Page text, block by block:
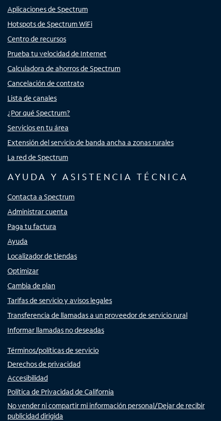
Aplicaciones de Spectrum
Hotspots de Spectrum WiFi
Centro de recursos
Prueba tu velocidad de Internet
Calculadora de ahorros de Spectrum
Cancelación de contrato
Lista de canales
¿Por qué Spectrum?
Servicios en tu área
Extensión del servicio de banda ancha a zonas rurales
La red de Spectrum
AYUDA Y ASISTENCIA TÉCNICA
Contacta a Spectrum
Administrar cuenta
Paga tu factura
Ayuda
Localizador de tiendas
Optimizar
Cambia de plan
Tarifas de servicio y avisos legales
Transferencia de llamadas a un proveedor de servicio rural
Informar llamadas no deseadas
Términos/políticas de servicio
Derechos de privacidad
Accesibilidad
Política de Privacidad de California
No vender ni compartir mi información personal/Dejar de recibir
publicidad dirigida